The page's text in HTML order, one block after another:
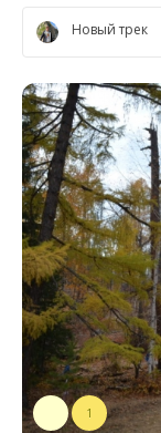
Новый трек
1